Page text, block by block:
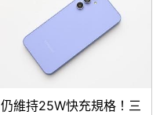
仍維持25W快充規格！三